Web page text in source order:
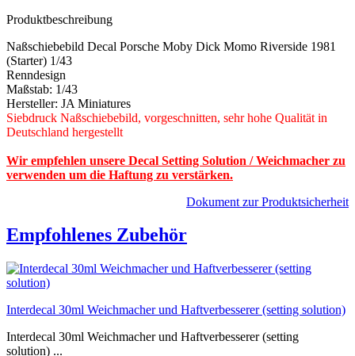
Produktbeschreibung
Naßschiebebild Decal Porsche Moby Dick Momo Riverside 1981
(Starter) 1/43
Renndesign
Maßstab: 1/43
Hersteller: JA Miniatures
Siebdruck Naßschiebebild, vorgeschnitten, sehr hohe Qualität in
Deutschland hergestellt
Wir empfehlen unsere Decal Setting Solution / Weichmacher zu
verwenden um die Haftung zu verstärken.
Dokument zur Produktsicherheit
Empfohlenes Zubehör
Interdecal 30ml Weichmacher und Haftverbesserer (setting solution)
Interdecal 30ml Weichmacher und Haftverbesserer (setting
solution) ...